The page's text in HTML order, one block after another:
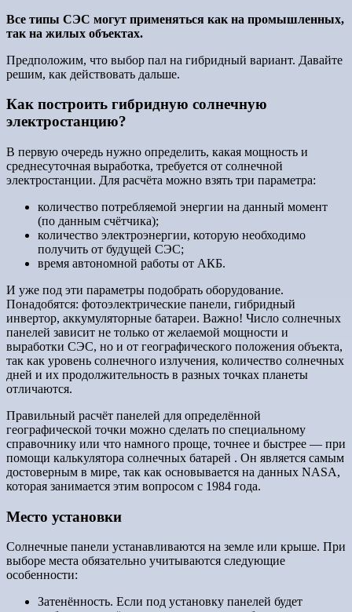
Все типы СЭС могут применяться как на промышленных,
так на жилых объектах.
Предположим, что выбор пал на гибридный вариант. Давайте
решим, как действовать дальше.
Как построить гибридную солнечную
электростанцию?
В первую очередь нужно определить, какая мощность и
среднесуточная выработка, требуется от солнечной
электростанции. Для расчёта можно взять три параметра:
количество потребляемой энергии на данный момент
(по данным счётчика);
количество электроэнергии, которую необходимо
получить от будущей СЭС;
время автономной работы от АКБ.
И уже под эти параметры подобрать оборудование.
Понадобятся: фотоэлектрические панели, гибридный
инвертор, аккумуляторные батареи. Важно! Число солнечных
панелей зависит не только от желаемой мощности и
выработки СЭС, но и от географического положения объекта,
так как уровень солнечного излучения, количество солнечных
дней и их продолжительность в разных точках планеты
отличаются.
Правильный расчёт панелей для определённой
географической точки можно сделать по специальному
справочнику или что намного проще, точнее и быстрее — при
помощи калькулятора солнечных батарей . Он является самым
достоверным в мире, так как основывается на данных NASA,
которая занимается этим вопросом с 1984 года.
Место установки
Солнечные панели устанавливаются на земле или крыше. При
выборе места обязательно учитываются следующие
особенности:
Затенённость. Если под установку панелей будет